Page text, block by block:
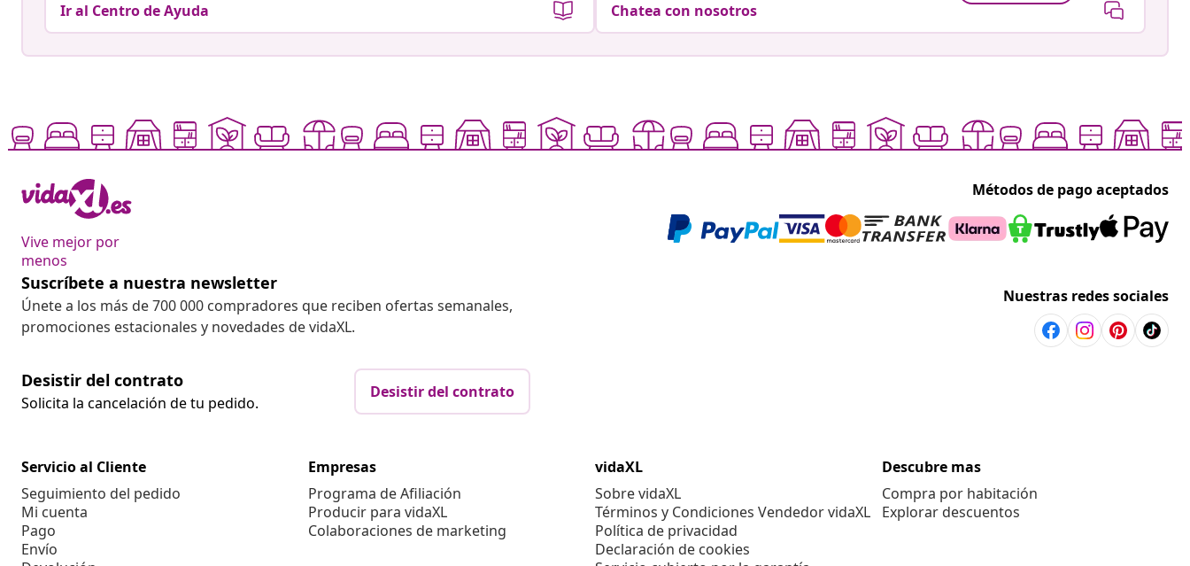
Ir al Centro de Ayuda Chatea con nosotros
Vive mejor por
menos
Métodos de pago aceptados
Suscríbete a nuestra newsletter
Únete a los más de 700 000 compradores que reciben ofertas semanales,
promociones estacionales y novedades de vidaXL.
Nuestras redes sociales
Desistir del contrato
Solicita la cancelación de tu pedido.
Desistir del contrato
Servicio al Cliente
Seguimiento del pedido
Mi cuenta
Pago
Envío
Empresas
Programa de Afiliación
Producir para vidaXL
Colaboraciones de marketing
vidaXL
Sobre vidaXL
Términos y Condiciones Vendedor vidaXL
Política de privacidad
Declaración de cookies
Descubre mas
Compra por habitación
Explorar descuentos